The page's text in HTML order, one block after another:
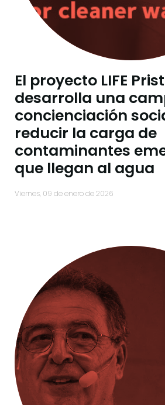
El proyecto LIFE
desarrolla una
concienciación
reducir la carga de
contaminantes
que llegan al agua
viernes, 09 de enero de 2026